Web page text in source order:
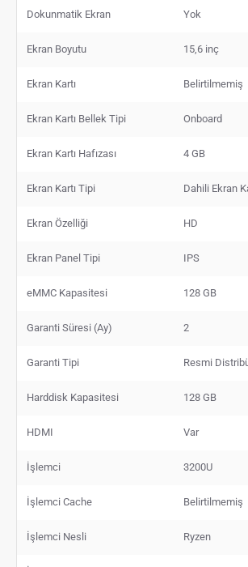
Dokunmatik Ekran Yok
Ekran Boyutu 15,6 inç
Ekran Kartı Belirtilmemiş
Ekran Kartı Bellek Tipi Onboard
Ekran Kartı Hafızası 4 GB
Ekran Kartı Tipi Dahili Ekran
Ekran Özelliği HD
Ekran Panel Tipi IPS
eMMC Kapasitesi 128 GB
Garanti Süresi (Ay) 2
Garanti Tipi Resmi
Harddisk Kapasitesi 128 GB
HDMI Var
İşlemci 3200U
İşlemci Cache Belirtilmemiş
İşlemci Nesli Ryzen